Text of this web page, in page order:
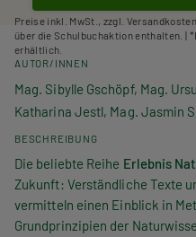
Preise inkl. MwSt., zzgl.
über die Schulbuchaktion enthalten. |
erhältlich.
AUTOR/INNEN
Mag. Sibylle Gschöpf, Mag.
Katharina Jestl, Mag. Jasmin
BESCHREIBUNG
Die beliebte Reihe Erlebnis
Zukunft: Verständliche Texte
vermitteln einen Einblick in
Grundprinzipien der